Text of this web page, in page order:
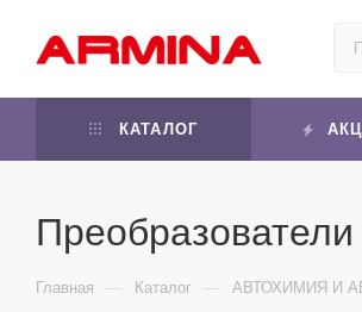
КАТАЛОГ
Главная — Каталог — АВТОХИМИЯ И